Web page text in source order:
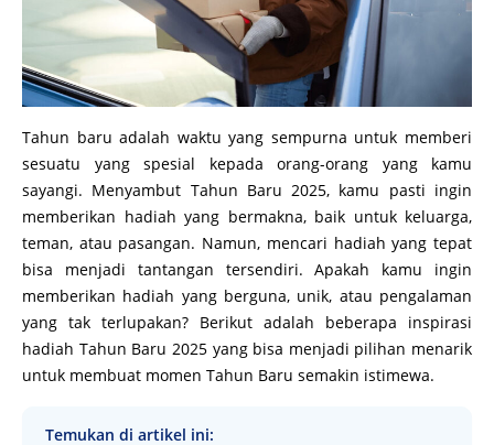
Tahun baru adalah waktu yang sempurna untuk memberi
sesuatu yang spesial kepada orang-orang yang kamu
sayangi. Menyambut Tahun Baru 2025, kamu pasti ingin
memberikan hadiah yang bermakna, baik untuk keluarga,
teman, atau pasangan. Namun, mencari hadiah yang tepat
bisa menjadi tantangan tersendiri. Apakah kamu ingin
memberikan hadiah yang berguna, unik, atau pengalaman
yang tak terlupakan? Berikut adalah beberapa inspirasi
hadiah Tahun Baru 2025 yang bisa menjadi pilihan menarik
untuk membuat momen Tahun Baru semakin istimewa.
Temukan di artikel ini: